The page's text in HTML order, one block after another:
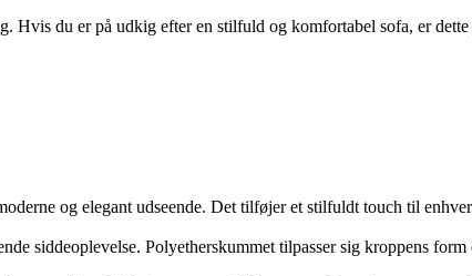
Hvis du er på udkig efter en stilfuld og komfortabel sofa, er
og elegant udseende. Det tilføjer et stilfuldt touch til
siddeoplevelse. Polyetherskummet tilpasser sig kroppens